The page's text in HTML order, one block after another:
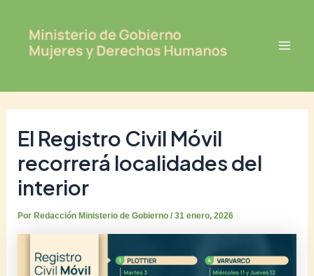
contenido
El Registro Civil Móvil
recorrerá localidades del
interior
Por Redacción Ministerio de Gobierno/31 enero, 2026
navigation